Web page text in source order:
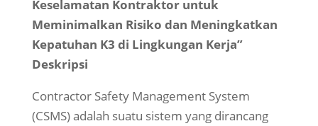
Keselamatan Kontraktor untuk
Meminimalkan Risiko dan Meningkatkan
Kepatuhan K3 di Lingkungan Kerja”
Deskripsi
Contractor Safety Management System
(CSMS) adalah suatu sistem yang dirancang